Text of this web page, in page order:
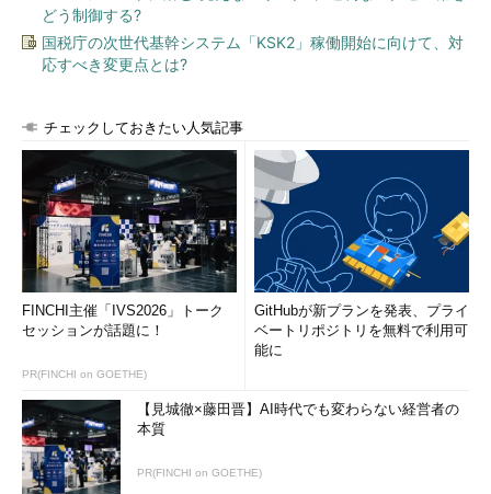
どう制御する?
国税庁の次世代基幹システム「KSK2」稼働開始に向けて、対
応すべき変更点とは?
チェックしておきたい人気記事
FINCHI主催「IVS2026」トーク
セッションが話題に！
PR(FINCHI on GOETHE)
GitHubが新プランを発表、プライ
ベートリポジトリを無料で利用可
能に
【見城徹×藤田晋】AI時代でも変わらない経営者の
本質
PR(FINCHI on GOETHE)